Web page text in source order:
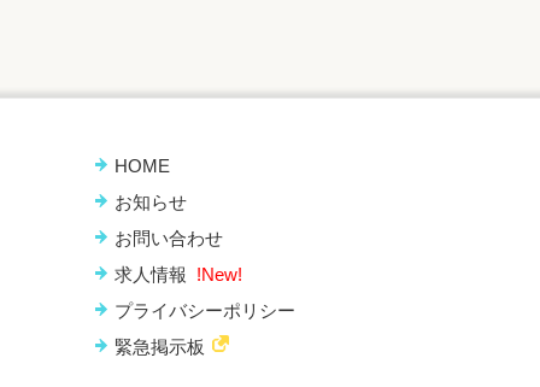
HOME
お知らせ
お問い合わせ
求人情報 !New!
プライバシーポリシー
緊急掲示板